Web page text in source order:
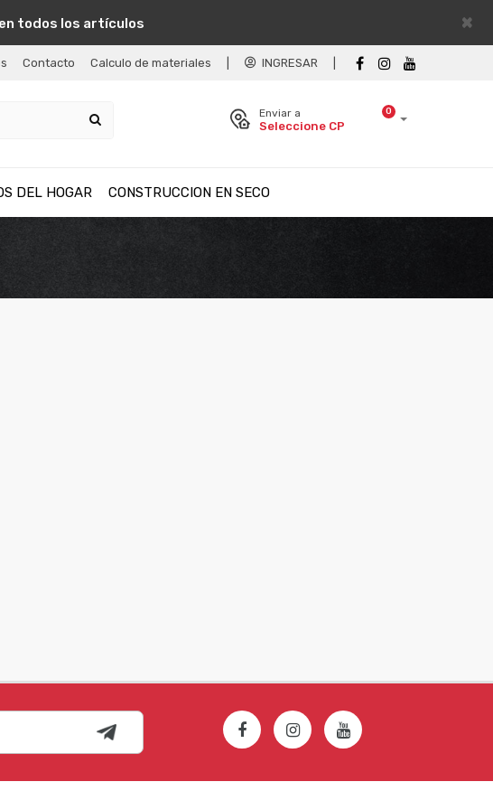
×
en todos los artículos
Contacto Calculo de materiales INGRESAR
0
Enviar a
Seleccione CP
DEL HOGAR CONSTRUCCION EN SECO